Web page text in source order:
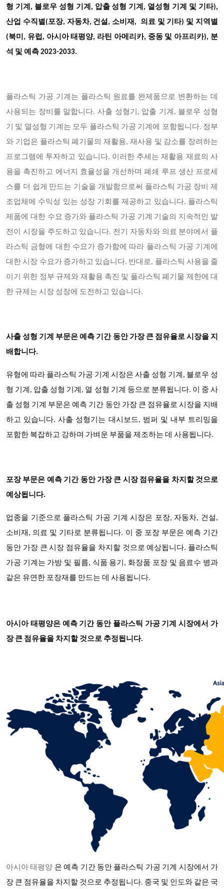
형 기계, 블로우 성형 기계, 압출 성형 기계, 열성형 기계 및 기타),
산업 수직별(포장, 자동차, 건설, 소비재, 의료 및 기타) 및 지역별
(북미, 유럽, 아시아 태평양, 라틴 아메리카, 중동 및 아프리카), 분
석 및 예측 2023-2033.
플라스틱 가공 기계는 플라스틱 원료를 완제품으로 변환하는 데
사용되는 장비를 말합니다. 사출 성형기, 압출 기계, 블로우 성형
기 및 열성형 기계는 모두 플라스틱 가공 기계에 포함됩니다. 정부
와 기업은 플라스틱 폐기물의 재활용, 재사용 및 감소를 장려하는
프로그램에 투자하고 있습니다. 이러한 추세는 재활용 재료의 사
용을 촉진하고 에너지 효율성을 개선하며 폐쇄 루프 생산 프로세
스를 더 쉽게 만드는 기술을 개발함으로써 플라스틱 가공 장비 제
조업체에 수익성 있는 성장 기회를 제공하고 있습니다. 플라스틱
제품에 대한 수요 증가와 플라스틱 가공 기계 기술의 지속적인 발
전이 시장을 주도하고 있습니다. 전기 자동차와 의료 분야에서 플
라스틱 금형에 대한 수요가 증가함에 따라 플라스틱 가공 기계에
대한 시장 수요가 증가하고 있습니다. 반대로, 플라스틱 사용을 줄
이기 위한 정부 규제와 재활용 촉진 및 플라스틱 폐기물 제한에 대
한 규제는 시장 성장에 도전하고 있습니다.
사출 성형 기계 부문은 예측 기간 동안 가장 큰 점유율로 시장을 지
배합니다.
유형에 따라 플라스틱 가공 기계 시장은 사출 성형 기계, 블로우 성
형 기계, 압출 성형 기계, 열 성형 기계 등으로 분류됩니다. 이 중 사
출 성형 기계 부문은 예측 기간 동안 가장 큰 점유율로 시장을 지배
하고 있습니다. 사출 성형기는 대시보드, 범퍼 및 내부 트리밍을
포함한 복잡하고 강하며 가벼운 부품을 제조하는 데 사용됩니다.
포장 부문은 예측 기간 동안 가장 큰 시장 점유율을 차지할 것으로
예상됩니다.
업종을 기준으로 플라스틱 가공 기계 시장은 포장, 자동차, 건설,
소비재, 의료 및 기타로 분류됩니다. 이 중 포장 부문은 예측 기간
동안 가장 큰 시장 점유율을 차지할 것으로 예상됩니다. 플라스틱
가공 기계는 가방 및 필름, 식품 용기, 화장품 포장 및 음료수 병과
같은 유연한 포장재를 만드는 데 사용됩니다.
아시아 태평양은 예측 기간 동안 플라스틱 가공 기계 시장에서 가
장 큰 점유율을 차지할 것으로 추정됩니다.
아시아 태평양 은 예측 기간 동안 플라스틱 가공 기계 시장에서 가
장 큰 점유율을 차지할 것으로 추정됩니다. 중국 및 인도와 같은 국